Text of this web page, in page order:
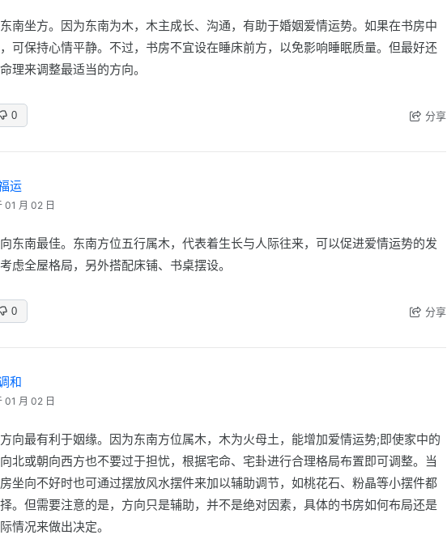
南坐方。因为东南为木，木主成长、沟通，有助于婚姻爱情运势。如果在书房中
可保持心情平静。不过，书房不宜设在睡床前方，以免影响睡眠质量。但最好还
理来调整最适当的方向。
0 分享
运
01 月 02 日
东南最佳。东南方位五行属木，代表着生长与人际往来，可以促进爱情运势的发
虑全屋格局，另外搭配床铺、书桌摆设。
0 分享
和
01 月 02 日
向最有利于姻缘。因为东南方位属木，木为火母土，能增加爱情运势;即使家中的
北或朝向西方也不要过于担忧，根据宅命、宅卦进行合理格局布置即可调整。当
坐向不好时也可通过摆放风水摆件来加以辅助调节，如桃花石、粉晶等小摆件都
。但需要注意的是，方向只是辅助，并不是绝对因素，具体的书房如何布局还是
情况来做出决定。